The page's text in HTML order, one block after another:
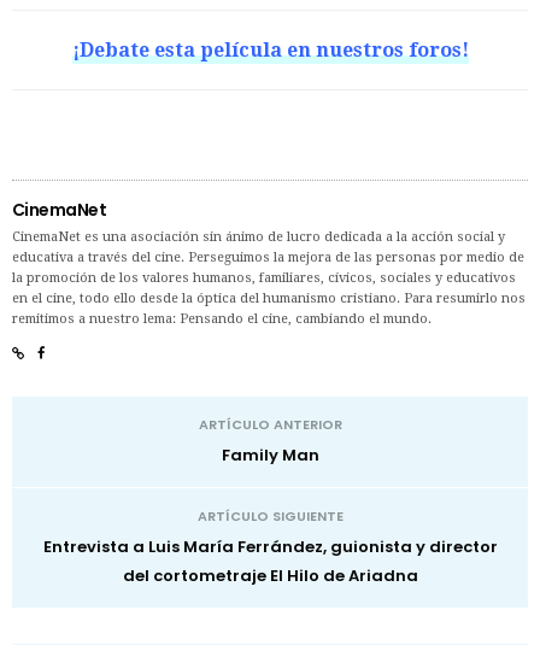
¡Debate esta película en nuestros foros!
CinemaNet
CinemaNet es una asociación sin ánimo de lucro dedicada a la acción social y
educativa a través del cine. Perseguimos la mejora de las personas por medio de
la promoción de los valores humanos, familiares, cívicos, sociales y educativos
en el cine, todo ello desde la óptica del humanismo cristiano. Para resumirlo nos
remitimos a nuestro lema: Pensando el cine, cambiando el mundo.
ARTÍCULO ANTERIOR
Family Man
ARTÍCULO SIGUIENTE
Entrevista a Luis María Ferrández, guionista y director
del cortometraje El Hilo de Ariadna